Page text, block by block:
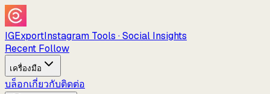
IGExportInstagram Tools · Social Insights
Recent Follow
เครื่องมือ
บล็อกเกี่ยวกับติดต่อ